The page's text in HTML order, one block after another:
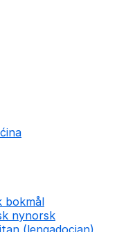
bokmål
nynorsk
(lengadocian)